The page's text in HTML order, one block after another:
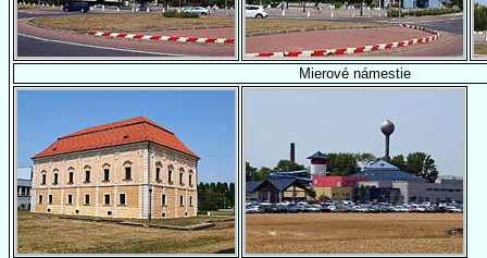
Mierové námestie